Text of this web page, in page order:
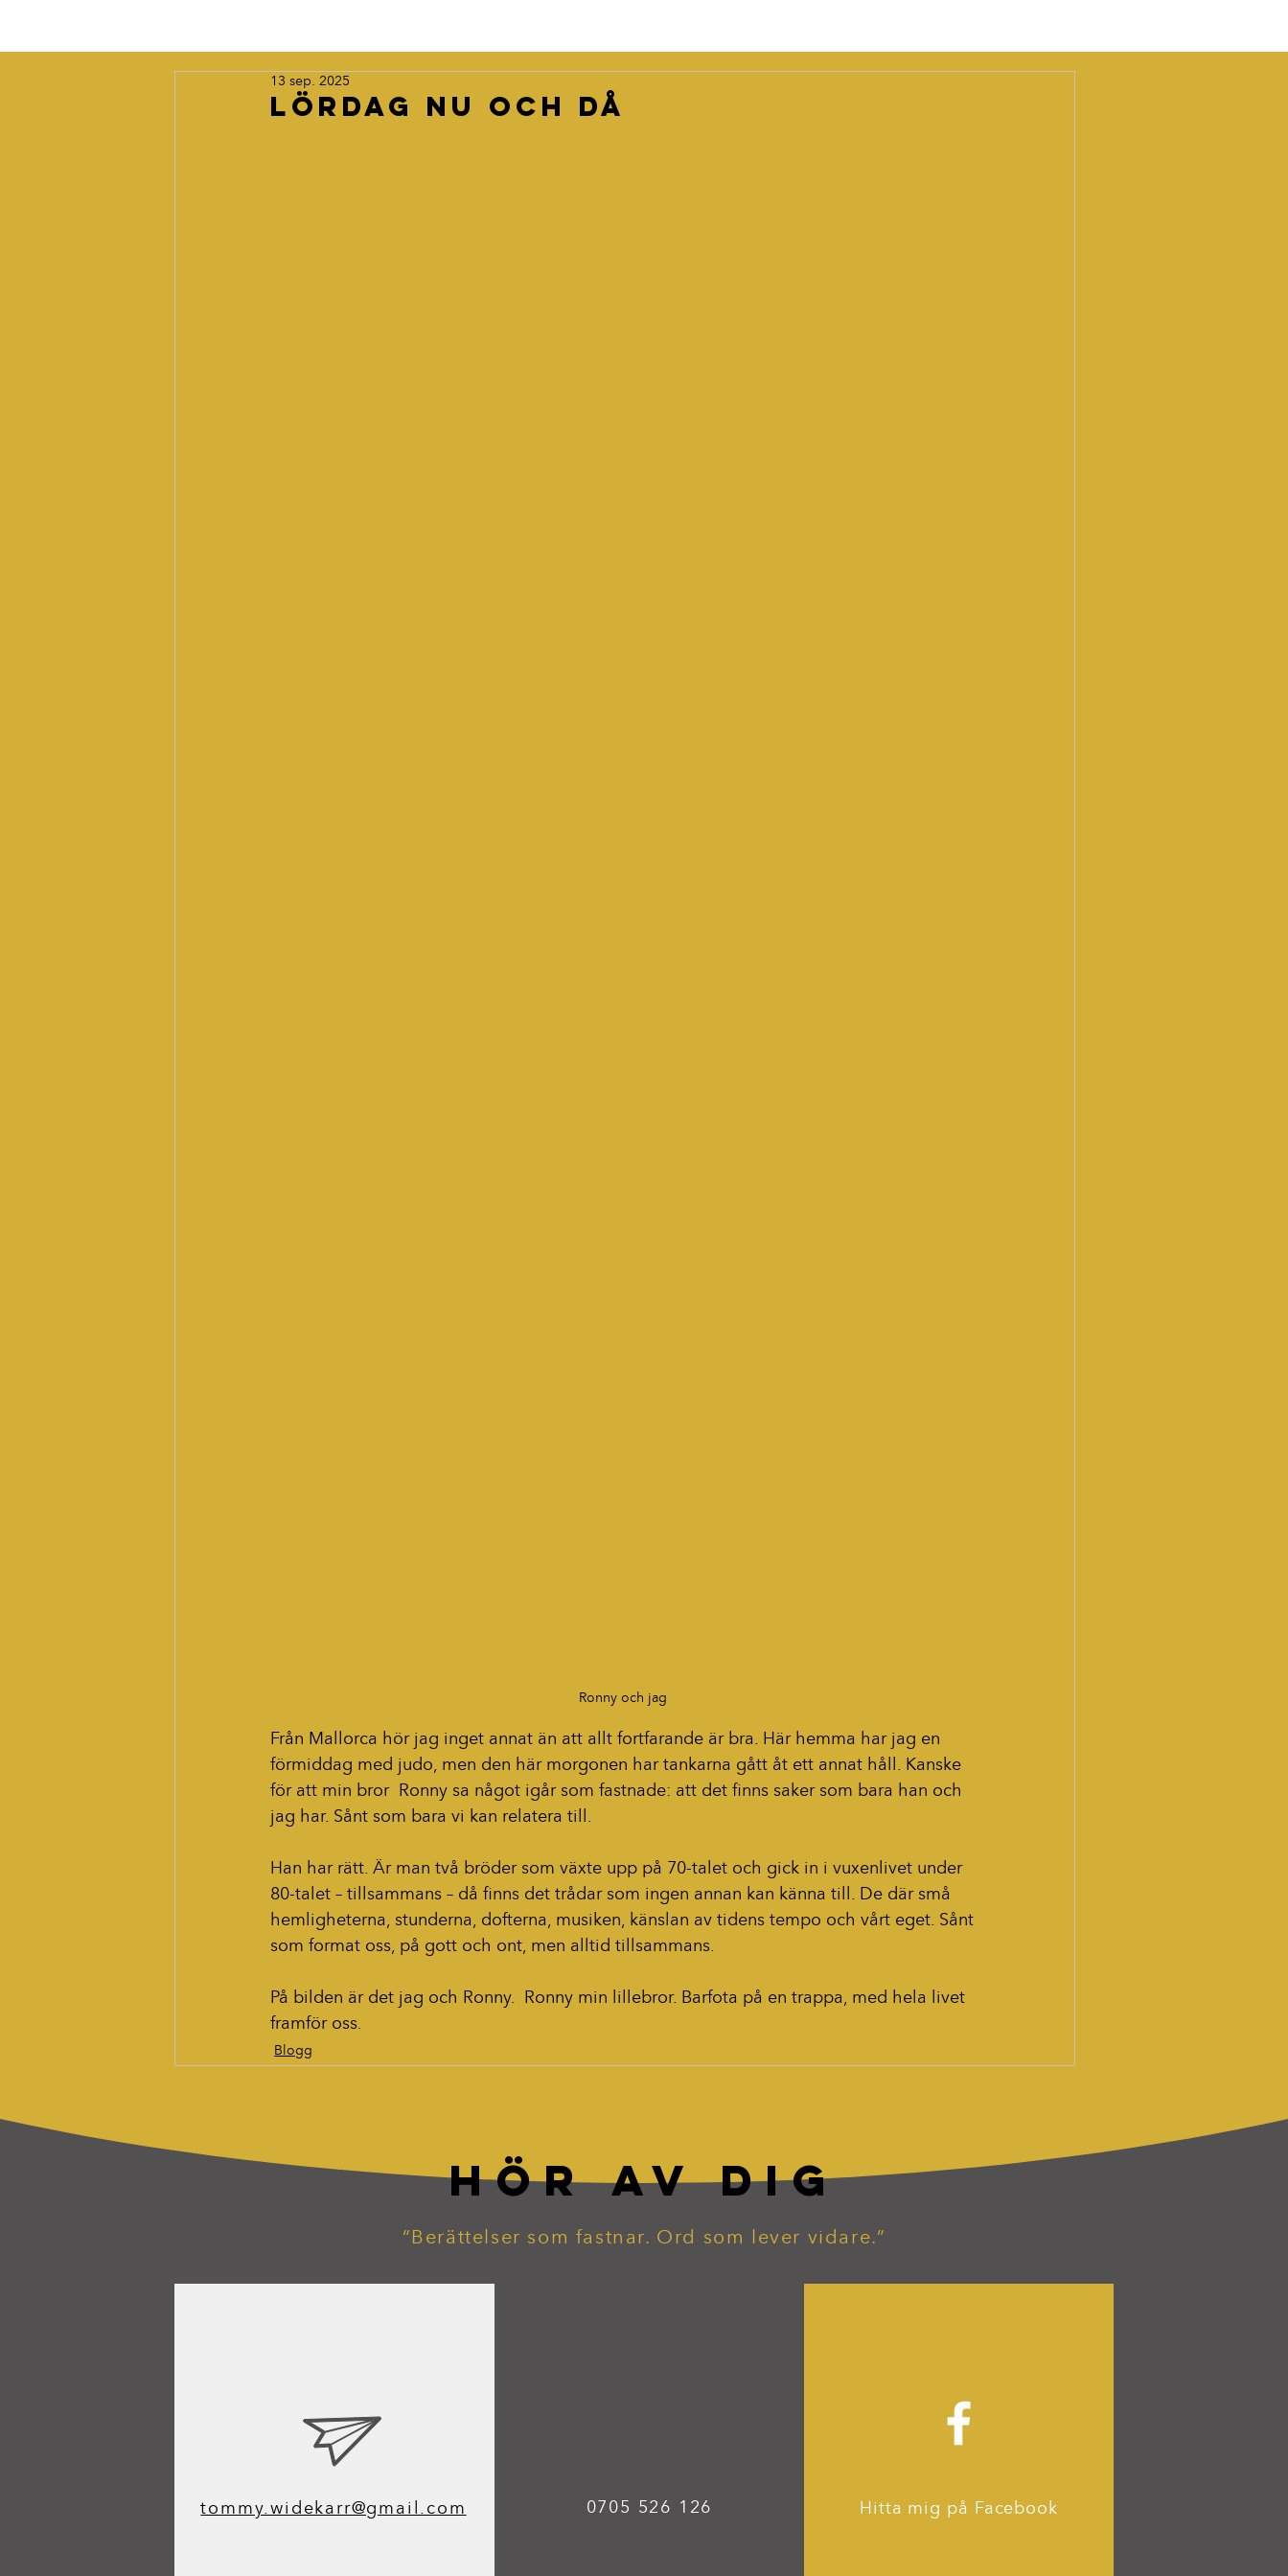
Lördag nu och då
13 sep. 2025
Ronny och jag
Från Mallorca hör jag inget annat än att allt fortfarande är bra. Här hemma har jag en
förmiddag med judo, men den här morgonen har tankarna gått åt ett annat håll. Kanske
för att min bror  Ronny sa något igår som fastnade: att det finns saker som bara han och
jag har. Sånt som bara vi kan relatera till.
Han har rätt. Är man två bröder som växte upp på 70-talet och gick in i vuxenlivet under
80-talet – tillsammans – då finns det trådar som ingen annan kan känna till. De där små
hemligheterna, stunderna, dofterna, musiken, känslan av tidens tempo och vårt eget. Sånt
som format oss, på gott och ont, men alltid tillsammans.
På bilden är det jag och Ronny.  Ronny min lillebror. Barfota på en trappa, med hela livet
framför oss.
Blogg
HÖR AV DIG
“Berättelser som fastnar. Ord som lever vidare.”
tommy.widekarr@gmail.com 0705 526 126 Hitta mig på Facebook